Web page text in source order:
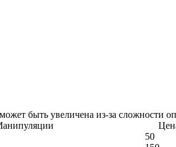
быть увеличена из-за сложности
50